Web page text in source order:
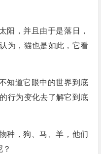
阳，并且由于是落日，
为，猫也是如此，它看
知道它眼中的世界到底
行为变化去了解它到底
种，狗、马、羊，他们